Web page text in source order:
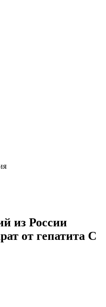
из России
от гепатита С